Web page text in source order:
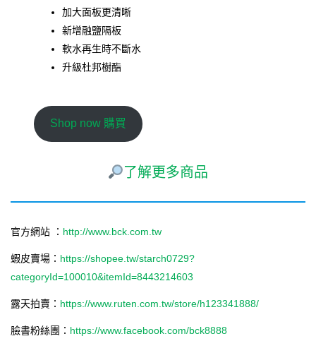
加大面板更清晰
新增融鹽隔板
軟水再生時不斷水
升級杜邦樹酯
Shop now 購買
了解更多商品
官方網站 ： http://www.bck.com.tw
蝦皮賣場： https://shopee.tw/starch0729?
categoryId=100010&itemId=8443214603
露天拍賣： https://www.ruten.com.tw/store/h123341888/
臉書粉絲團： https://www.facebook.com/bck8888